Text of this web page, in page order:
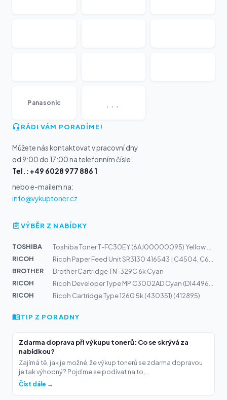
Panasonic ...
RÁDI VÁM PORADÍME!
Můžete nás kontaktovat v pracovní dny
od 9:00 do 17:00 na telefonním čísle:
Tel.: +49 6028 977 886 1
nebo e-mailem na:
info@vykuptoner.cz
VÝBĚR Z NABÍDKY
TOSHIBA
RICOH
BROTHER
Brother Cartridge TN-329C 6k Cyan
RICOH
RICOH
Ricoh Cartridge Type 1260 5k (430351) (412895)
TIP Z PORADNY
Zdarma doprava při výkupu tonerů: Co se skrývá za
nabídkou?
Zajímá tě, jak je možné, že výkup tonerů se zdarma dopravou
je tak výhodný? Pojďme se podívat na to,...
Číst dále →